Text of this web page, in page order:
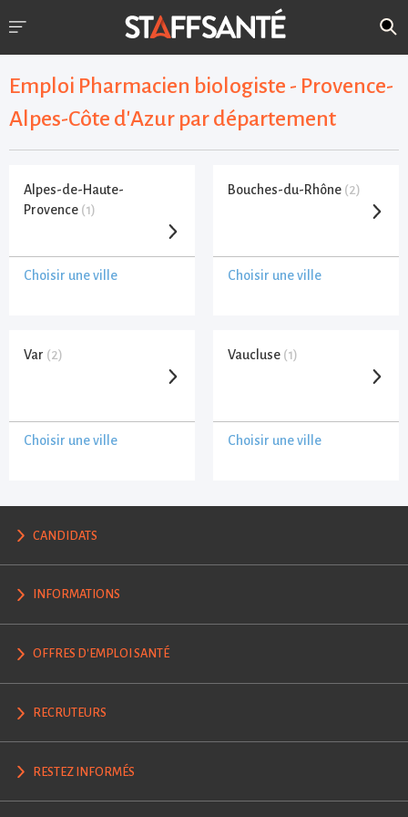
Emploi Pharmacien biologiste - Provence-
Alpes-Côte d'Azur par département
Alpes-de-Haute-
Provence (1)
Choisir une ville
Bouches-du-Rhône (2)
Choisir une ville
Var (2)
Choisir une ville
Vaucluse (1)
Choisir une ville
CANDIDATS
INFORMATIONS
OFFRES D'EMPLOI SANTÉ
RECRUTEURS
RESTEZ INFORMÉS